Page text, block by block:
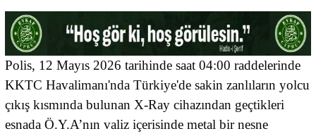
Polis, 12 Mayıs 2026 tarihinde saat 04:00 raddelerinde
KKTC Havalimanı'nda Türkiye'de sakin zanlıların yolcu
çıkış kısmında bulunan X-Ray cihazından geçtikleri
esnada Ö.Y.A’nın valiz içerisinde metal bir nesne